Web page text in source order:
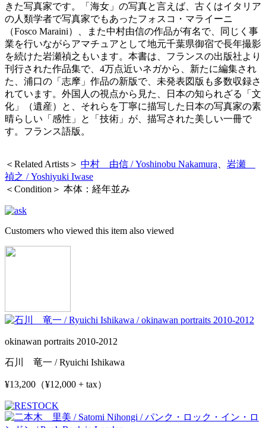
きた写真家です。「海女」の写真と言えば、古くはイタリア
の人類学者で写真家でもあったフォスコ・マライーニ
（Fosco Maraini）、また中村由信の作品が有名で、同じく事
業を行いながらアマチュアとして地元千葉県御宿で長年撮影
を続けた岩瀬禎之もいます。本書は、フランスの出版社より
刊行された作品集で、4万点近いネガから、新たに編集され
た、浦口の「志摩」作品の新版で、未発表図版も多数収録さ
れています。外国人の視点から見た、日本の知られざる「文
化」（遺産）と、それらを丁寧に描写した日本の写真家の素
晴らしい「感性」と「技術」が、描写された美しい一冊で
す。フランス語版。
＜Related Artists＞ 中村 由信 / Yoshinobu Nakamura
岩瀬
禎之 / Yoshiyuki Iwase
＜Condition＞ 本体：経年並み
Customers who viewed this item also viewed
okinawan portraits 2010-2012
石川 竜一 / Ryuichi Ishikawa
¥13,200（¥12,000 + tax）